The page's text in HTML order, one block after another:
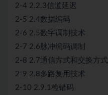
2-4 2.2.3信道延迟
2-5 2.4数据编码
2-6 2.5数字调制技术
2-7 2.6脉冲编码调制
2-8 2.7通信方式和交换方式
2-9 2.8多路复用技术
2-10 2.9.1检错码